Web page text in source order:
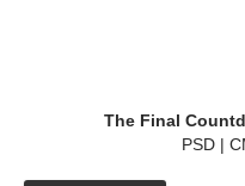
The Final
PSD |